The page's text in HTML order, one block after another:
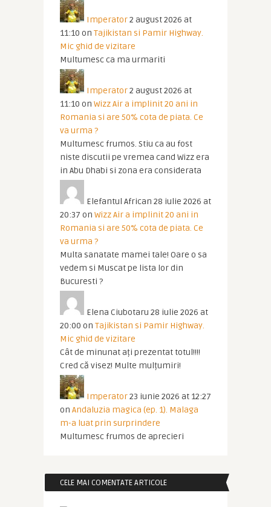
Imperator2 august 2026 at
11:10 on Tajikistan si Pamir Highway.
Mic ghid de vizitare
Multumesc ca ma urmariti
Imperator2 august 2026 at
11:10 on Wizz Air a implinit 20 ani in
Romania si are 50% cota de piata. Ce
va urma ?
Multumesc frumos. Stiu ca au fost
niste discutii pe vremea cand Wizz era
in Abu Dhabi si zona era considerata
Elefantul African 28 iulie 2026 at
20:37 on Wizz Air a implinit 20 ani in
Romania si are 50% cota de piata. Ce
va urma ?
Multa sanatate mamei tale! Oare o sa
vedem si Muscat pe lista lor din
Bucuresti ?
Elena Ciubotaru 28 iulie 2026 at
20:00 on Tajikistan si Pamir Highway.
Mic ghid de vizitare
Cât de minunat ați prezentat totul!!!!
Cred că visez! Multe mulțumiri!
Imperator23 iunie 2026 at 12:27
on Andaluzia magica (ep. 1). Malaga
m-a luat prin surprindere
Multumesc frumos de aprecieri
CELE MAI COMENTATE ARTICOLE